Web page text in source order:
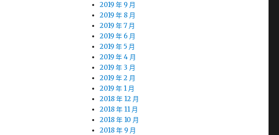
2019 年 9 月
2019 年 8 月
2019 年 7 月
2019 年 6 月
2019 年 5 月
2019 年 4 月
2019 年 3 月
2019 年 2 月
2019 年 1 月
2018 年 12 月
2018 年 11 月
2018 年 10 月
2018 年 9 月